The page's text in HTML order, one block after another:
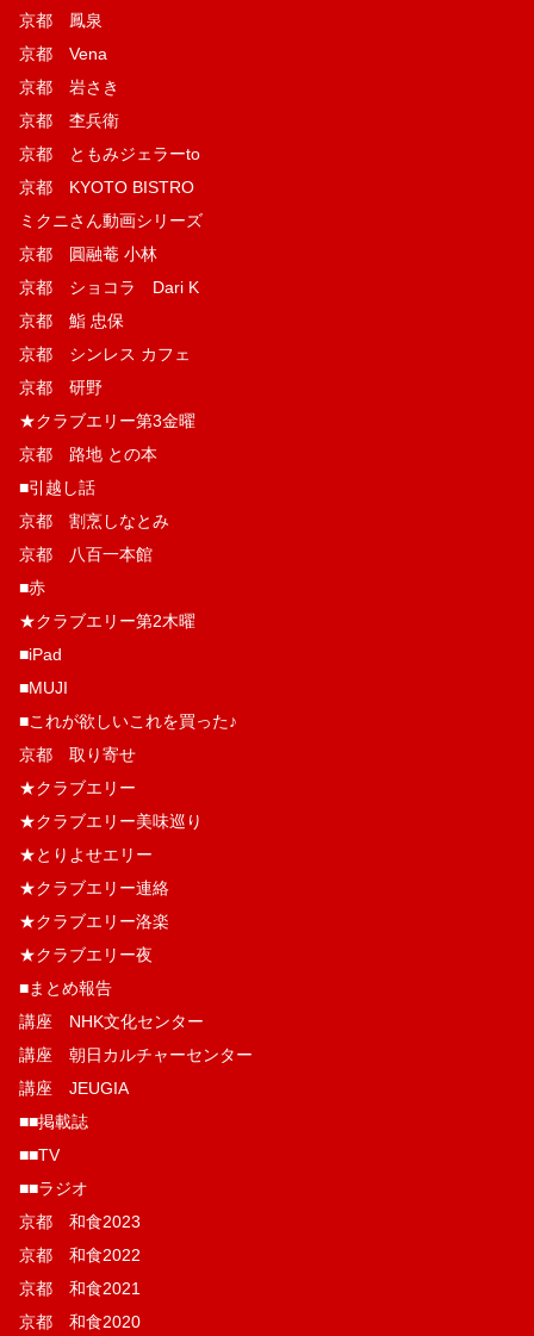
京都 鳳泉
京都 Vena
京都 岩さき
京都 杢兵衛
京都 ともみジェラーto
京都 KYOTO BISTRO
ミクニさん動画シリーズ
京都 圓融菴 小林
京都 ショコラ Dari K
京都 鮨 忠保
京都 シンレス カフェ
京都 研野
★クラブエリー第3金曜
京都 路地 との本
■引越し話
京都 割烹しなとみ
京都 八百一本館
■赤
★クラブエリー第2木曜
■iPad
■MUJI
■これが欲しいこれを買った♪
京都 取り寄せ
★クラブエリー
★クラブエリー美味巡り
★とりよせエリー
★クラブエリー連絡
★クラブエリー洛楽
★クラブエリー夜
■まとめ報告
講座 NHK文化センター
講座 朝日カルチャーセンター
講座 JEUGIA
■■掲載誌
■■TV
■■ラジオ
京都 和食2023
京都 和食2022
京都 和食2021
京都 和食2020